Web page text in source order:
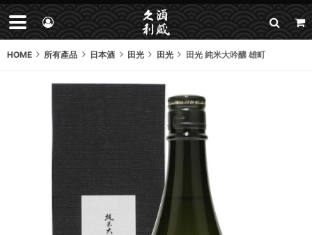
HOME 所有產品 日本酒 田光 田光 田光 純米大吟釀 雄町